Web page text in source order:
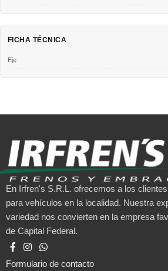
FICHA TÉCNICA
Eje
En Irfren's S.R.L. ofrecemos a los
para vehículos en la localidad. Nuestra
variedad nos convierten en la empresa
de Capital Federal.
Formulario de contacto